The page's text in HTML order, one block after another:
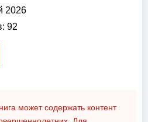
2026
92
может содержать контент